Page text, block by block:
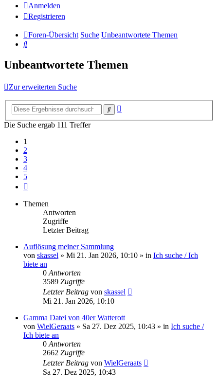
Anmelden
Registrieren
Foren-Übersicht Suche Unbeantwortete Themen
Suche
Unbeantwortete Themen
Zur erweiterten Suche
Suche
Die Suche ergab 111 Treffer
1
2
3
4
5
Themen
Antworten
Zugriffe
Letzter Beitrag
Auflösung meiner Sammlung
von skassel » Mi 21. Jan 2026, 10:10 » in Ich suche / Ich
biete an
0Antworten
3589 Zugriffe
Letzter Beitrag von skassel
Mi 21. Jan 2026, 10:10
Gamma Datei von 40er Watterott
von WielGeraats » Sa 27. Dez 2025, 10:43 » in Ich suche /
Ich biete an
0Antworten
2662 Zugriffe
Letzter Beitrag von WielGeraats
Sa 27. Dez 2025, 10:43